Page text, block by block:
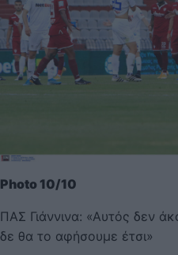
Photo 10/10
ΠΑΣ Γιάννινα: «Αυτός δεν
δε θα το αφήσουμε έτσι»